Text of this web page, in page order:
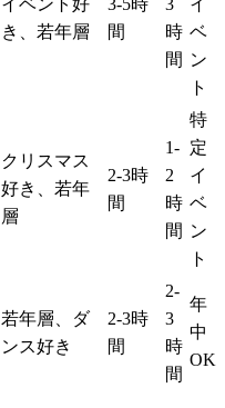
き、若年層
間
時
間
ベ
ン
ト
クリスマス
好き、若年
層
2-3時
間
1-
2
時
間
特
定
イ
ベ
ン
ト
若年層、ダ
ンス好き
2-3時
間
2-
3
時
間
年
中
OK